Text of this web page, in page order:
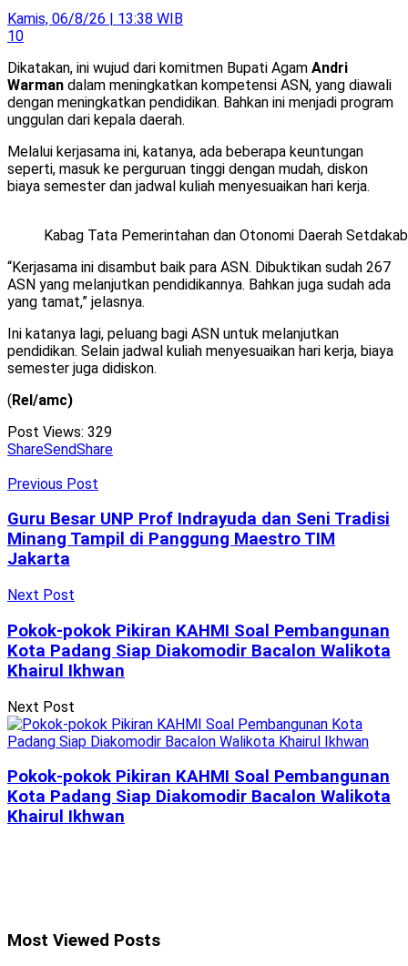
Kamis, 06/8/26 | 13:38 WIB
10
Dikatakan, ini wujud dari komitmen Bupati Agam Andri
Warman dalam meningkatkan kompetensi ASN, yang diawali
dengan meningkatkan pendidikan. Bahkan ini menjadi program
unggulan dari kepala daerah.
Melalui kerjasama ini, katanya, ada beberapa keuntungan
seperti, masuk ke perguruan tinggi dengan mudah, diskon
biaya semester dan jadwal kuliah menyesuaikan hari kerja.
Kabag Tata Pemerintahan dan Otonomi Daerah
“Kerjasama ini disambut baik para ASN. Dibuktikan sudah 267
ASN yang melanjutkan pendidikannya. Bahkan juga sudah ada
yang tamat,” jelasnya.
Ini katanya lagi, peluang bagi ASN untuk melanjutkan
pendidikan. Selain jadwal kuliah menyesuaikan hari kerja, biaya
semester juga didiskon.
(Rel/amc)
Post Views: 329
ShareSendShare
Previous Post
Guru Besar UNP Prof Indrayuda dan Seni Tradisi
Minang Tampil di Panggung Maestro TIM
Jakarta
Next Post
Pokok-pokok Pikiran KAHMI Soal Pembangunan
Kota Padang Siap Diakomodir Bacalon Walikota
Khairul Ikhwan
Next Post
Pokok-pokok Pikiran KAHMI Soal Pembangunan
Kota Padang Siap Diakomodir Bacalon Walikota
Khairul Ikhwan
Most Viewed Posts